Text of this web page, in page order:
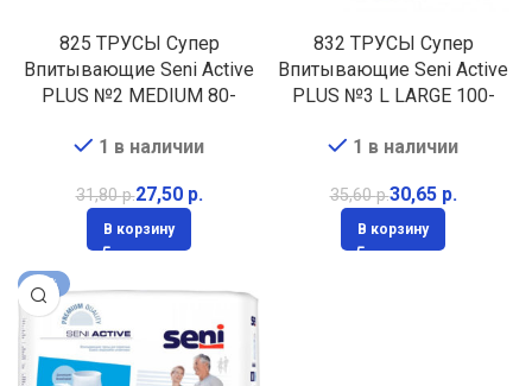
825 ТРУСЫ Супер
Впитывающие Seni Active
PLUS №2 MEDIUM 80-
1 в наличии
31,80р.27,50 р.
В корзину
832 ТРУСЫ Супер
Впитывающие Seni Active
PLUS №3 L LARGE 100-
1 в наличии
35,60р.30,65 р.
В корзину
-19%